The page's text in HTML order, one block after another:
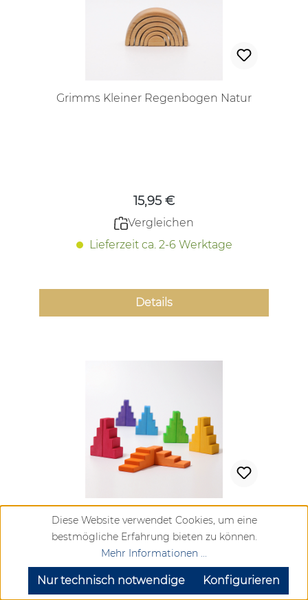
Grimms Kleiner Regenbogen Natur
15,95 €
Vergleichen
Lieferzeit ca. 2-6 Werktage
Details
Grimms Treppendächer Regenbogen
Regulärer Preis:
Diese Website verwendet Cookies, um eine
bestmögliche Erfahrung bieten zu können.
Mehr Informationen ...
Nur technisch notwendige Konfigurieren
SEHR GUT (4.72 / 5)
aus904Bewertungen bei: google.com, trustedshops.de, shopvote.de ⓘ
Informationen zur Echtheit der Bewertungen